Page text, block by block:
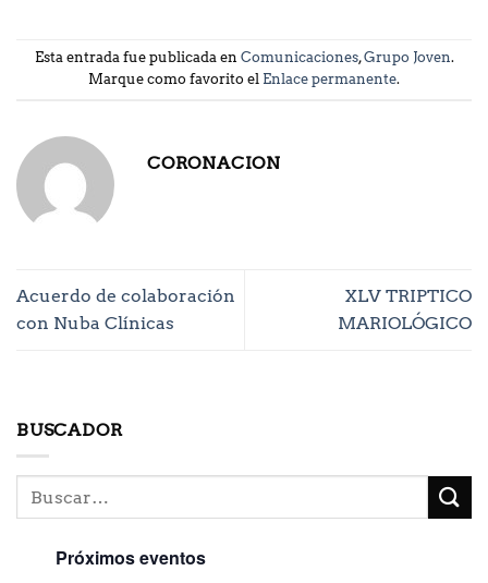
Esta entrada fue publicada en Comunicaciones,Grupo Joven.
Marque como favorito el Enlace permanente.
CORONACION
Acuerdo de colaboración
con Nuba Clínicas
XLV TRIPTICO
MARIOLÓGICO
BUSCADOR
Próximos eventos